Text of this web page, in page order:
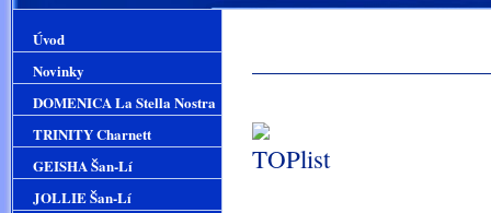
Úvod
Novinky
DOMENICA La Stella Nostra
TRINITY Charnett
GEISHA Šan-Lí
JOLLIE Šan-Lí